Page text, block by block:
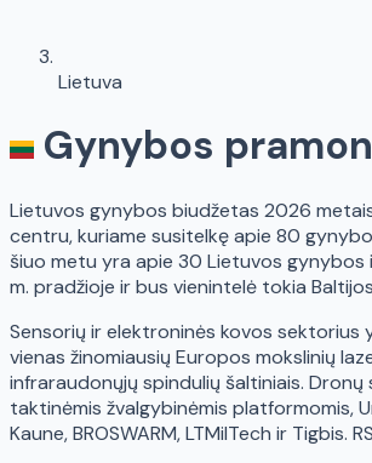
Lietuva
Gynybos
Lietuvos gynybos biudžetas 2026
centru, kuriame susitelkę apie 80
šiuo metu yra apie 30 Lietuvos
m. pradžioje ir bus vienintelė tokia
Sensorių ir elektroninės kovos sektorius
vienas žinomiausių Europos mokslinių
infraraudonųjų spindulių šaltiniais.
taktinėmis žvalgybinėmis platformomis,
Kaune, BROSWARM, LTMilTech ir